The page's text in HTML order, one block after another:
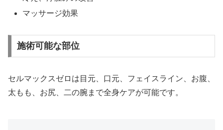
マッサージ効果
施術可能な部位
セルマックスゼロは目元、口元、フェイスライン、お腹、
太もも、お尻、二の腕まで全身ケアが可能です。